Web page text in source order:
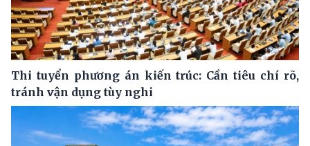
Thi tuyển phương án kiến trúc: Cần tiêu chí rõ,
tránh vận dụng tùy nghi